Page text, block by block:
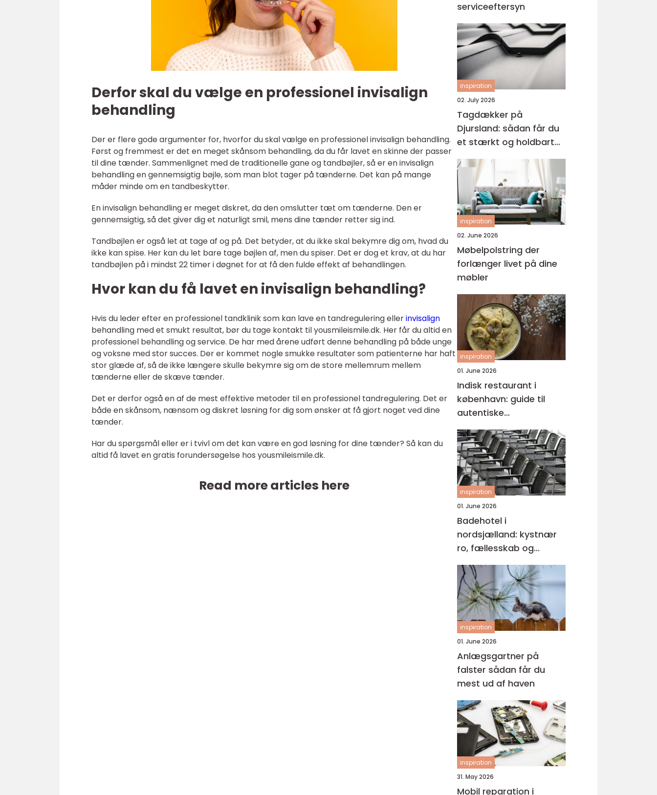
Derfor skal du vælge en professionel invisalign
behandling
Der er flere gode argumenter for, hvorfor du skal vælge en professionel invisalign behandling.
Først og fremmest er det en meget skånsom behandling, da du får lavet en skinne der passer
til dine tænder. Sammenlignet med de traditionelle gane og tandbøjler, så er en invisalign
behandling en gennemsigtig bøjle, som man blot tager på tænderne. Det kan på mange
måder minde om en tandbeskytter.
En invisalign behandling er meget diskret, da den omslutter tæt om tænderne. Den er
gennemsigtig, så det giver dig et naturligt smil, mens dine tænder retter sig ind.
Tandbøjlen er også let at tage af og på. Det betyder, at du ikke skal bekymre dig om, hvad du
ikke kan spise. Her kan du let bare tage bøjlen af, men du spiser. Det er dog et krav, at du har
tandbøjlen på i mindst 22 timer i døgnet for at få den fulde effekt af behandlingen.
Hvor kan du få lavet en invisalign behandling?
Hvis du leder efter en professionel tandklinik som kan lave en tandregulering ellerinvisalign
behandling med et smukt resultat, bør du tage kontakt til yousmileismile.dk. Her får du altid en
professionel behandling og service. De har med årene udført denne behandling på både unge
og voksne med stor succes. Der er kommet nogle smukke resultater som patienterne har haft
stor glæde af, så de ikke længere skulle bekymre sig om de store mellemrum mellem
tænderne eller de skæve tænder.
Det er derfor også en af de mest effektive metoder til en professionel tandregulering. Det er
både en skånsom, nænsom og diskret løsning for dig som ønsker at få gjort noget ved dine
tænder.
Har du spørgsmål eller er i tvivl om det kan være en god løsning for dine tænder? Så kan du
altid få lavet en gratis forundersøgelse hos yousmileismile.dk.
Read more articles here
serviceeftersyn
inspiration
02. July 2026
Tagdækker på
Djursland: sådan får du
et stærkt og holdbart
tag
inspiration
02. June 2026
Møbelpolstring der
forlænger livet på dine
møbler
inspiration
01. June 2026
Indisk restaurant i
københavn: guide til
autentiske
smagsoplevelser
inspiration
01. June 2026
Badehotel i
nordsjælland: kystnær
ro, fællesskab og
hverdagspauser
inspiration
01. June 2026
Anlægsgartner på
falster sådan får du
mest ud af haven
inspiration
31. May 2026
Mobil reparation i